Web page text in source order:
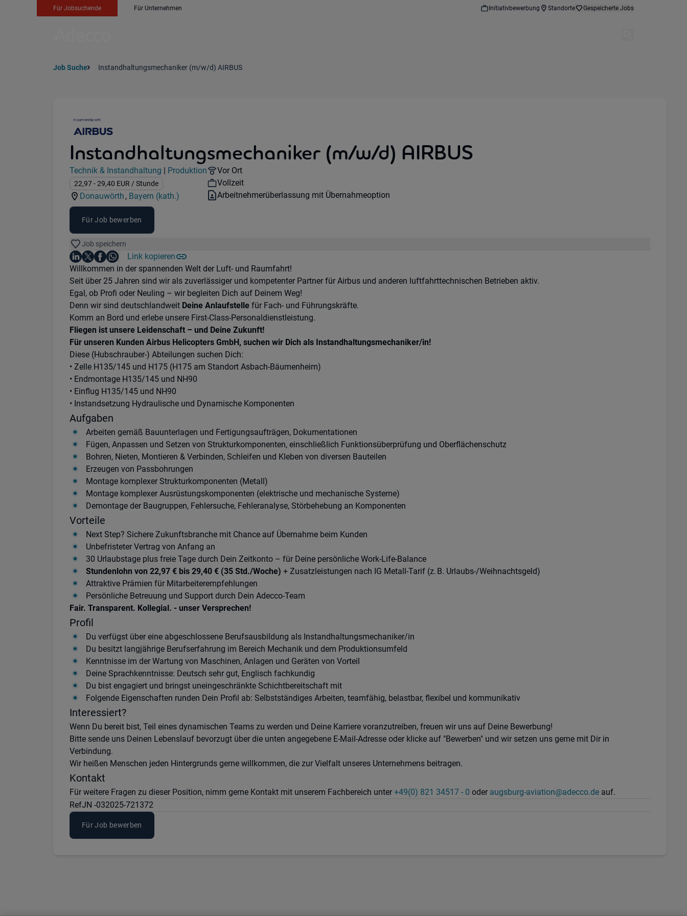
Für Jobsuchende Für Unternehmen Initiativbewerbung Standorte Gespeicherte Jobs
Job Suche Instandhaltungsmechaniker (m/w/d) AIRBUS
Instandhaltungsmechaniker (m/w/d) AIRBUS
Jobdetails
Kategorie:
Technik & Instandhaltung |
Industry:
Produktion
Gehalt:
22,97- 29,40 EUR / Stunde
Standorte:
Donauwörth ,
Region:
Bayern (kath.)
Remote Option:
Vor Ort
Workhours:
Vollzeit
Vertragsart:
Arbeitnehmerüberlassung mit Übernahmeoption
Für Job bewerben
Job speichern
Teile diesen Job
Auf LinkedIn teilen
Auf X teilen
Auf Facebook teilen
Auf WhatsApp teilen
Link kopieren
Einleitung
Willkommen in der spannenden Welt der Luft- und Raumfahrt!
Seit über 25 Jahren sind wir als zuverlässiger und kompetenter Partner für Airbus und anderen luftfahrttechnischen Betrieben aktiv.
Egal, ob Profi oder Neuling – wir begleiten Dich auf Deinem Weg!
Denn wir sind deutschlandweit Deine Anlaufstelle für Fach- und Führungskräfte.
Komm an Bord und erlebe unsere First-Class-Personaldienstleistung.
Fliegen ist unsere Leidenschaft – und Deine Zukunft!
Für unseren Kunden Airbus Helicopters GmbH, suchen wir Dich als Instandhaltungsmechaniker/in!
Diese (Hubschrauber-) Abteilungen suchen Dich:
• Zelle H135/145 und H175 (H175 am Standort Asbach-Bäumenheim)
• Endmontage H135/145 und NH90
• Einflug H135/145 und NH90
• Instandsetzung Hydraulische und Dynamische Komponenten
Aufgaben
Arbeiten gemäß Bauunterlagen und Fertigungsaufträgen, Dokumentationen
Fügen, Anpassen und Setzen von Strukturkomponenten, einschließlich Funktionsüberprüfung und Oberflächenschutz
Bohren, Nieten, Montieren & Verbinden, Schleifen und Kleben von diversen Bauteilen
Erzeugen von Passbohrungen
Montage komplexer Strukturkomponenten (Metall)
Montage komplexer Ausrüstungskomponenten (elektrische und mechanische Systeme)
Demontage der Baugruppen, Fehlersuche, Fehleranalyse, Störbehebung an Komponenten
Vorteile
Next Step? Sichere Zukunftsbranche mit Chance auf Übernahme beim Kunden
Unbefristeter Vertrag von Anfang an
30 Urlaubstage plus freie Tage durch Dein Zeitkonto – für Deine persönliche Work-Life-Balance
Stundenlohn von 22,97 € bis 29,40 € (35 Std./Woche) + Zusatzleistungen nach IG Metall-Tarif (z. B. Urlaubs-/Weihnachtsgeld)
Attraktive Prämien für Mitarbeiterempfehlungen
Persönliche Betreuung und Support durch Dein Adecco-Team
Fair. Transparent. Kollegial. - unser Versprechen!
Profil
Du verfügst über eine abgeschlossene Berufsausbildung als Instandhaltungsmechaniker/in
Du besitzt langjährige Berufserfahrung im Bereich Mechanik und dem Produktionsumfeld
Kenntnisse im der Wartung von Maschinen, Anlagen und Geräten von Vorteil
Deine Sprachkenntnisse: Deutsch sehr gut, Englisch fachkundig
Du bist engagiert und bringst uneingeschränkte Schichtbereitschaft mit
Folgende Eigenschaften runden Dein Profil ab: Selbstständiges Arbeiten, teamfähig, belastbar, flexibel und kommunikativ
Interessiert?
Wenn Du bereit bist, Teil eines dynamischen Teams zu werden und Deine Karriere voranzutreiben, freuen wir uns auf Deine Bewerbung!
Bitte sende uns Deinen Lebenslauf bevorzugt über die unten angegebene E-Mail-Adresse oder klicke auf "Bewerben" und wir setzen uns gerne mit Dir in
Verbindung.
Wir heißen Menschen jeden Hintergrunds gerne willkommen, die zur Vielfalt unseres Unternehmens beitragen.
Kontakt
Für weitere Fragen zu dieser Position, nimm gerne Kontakt mit unserem Fachbereich unter +49(0) 821 34517 - 0 oder augsburg-aviation@adecco.de auf.
RefJN -032025-721372
Für Job bewerben